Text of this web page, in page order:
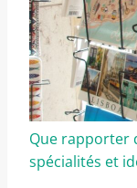
Que rapporter
spécialités et